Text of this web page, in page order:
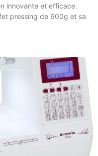
innovante et efficace.
pressing de 600g et sa